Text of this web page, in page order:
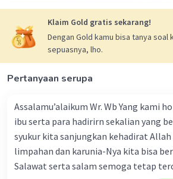
Klaim Gold gratis sekarang!
Dengan Gold kamu bisa tanya soal
sepuasnya, lho.
Pertanyaan serupa
Assalamu’alaikum Wr. Wb Yang kami
ibu serta para hadirirn sekalian yang
syukur kita sanjungkan kehadirat
limpahan dan karunia-Nya kita bisa
Salawat serta salam semoga tetap